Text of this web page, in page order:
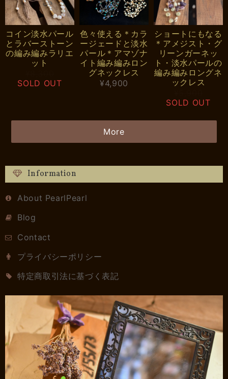
コイン淡水パール
とラバーストーン
の編み編みラリエ
ット
SOLD OUT
色々使える＊カラ
ージェードと淡水
パール＊アマゾナ
イト編み編みロン
グネックレス
¥4,900
ショートにもなる
＊アメジスト・グ
リーンガーネッ
ト・淡水パールの
編み編みロングネ
ックレス
SOLD OUT
More
Information
About PearlPearl
Blog
Contact
プライバシーポリシー
特定商取引法に基づく表記